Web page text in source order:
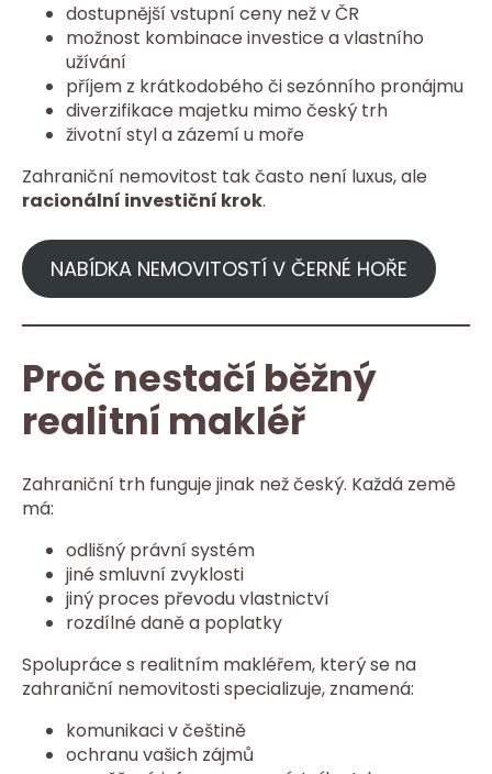
dostupnější vstupní ceny než v ČR
možnost kombinace investice a vlastního
užívání
příjem z krátkodobého či sezónního pronájmu
diverzifikace majetku mimo český trh
životní styl a zázemí u moře
Zahraniční nemovitost tak často není luxus, ale
racionální investiční krok.
NABÍDKA NEMOVITOSTÍ V ČERNÉ HOŘE
Proč nestačí běžný
realitní makléř
Zahraniční trh funguje jinak než český. Každá země
má:
odlišný právní systém
jiné smluvní zvyklosti
jiný proces převodu vlastnictví
rozdílné daně a poplatky
Spolupráce s realitním makléřem, který se na
zahraniční nemovitosti specializuje, znamená:
komunikaci v češtině
ochranu vašich zájmů